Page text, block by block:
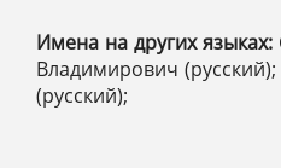
Имена на других языках:
Владимирович
(русский);